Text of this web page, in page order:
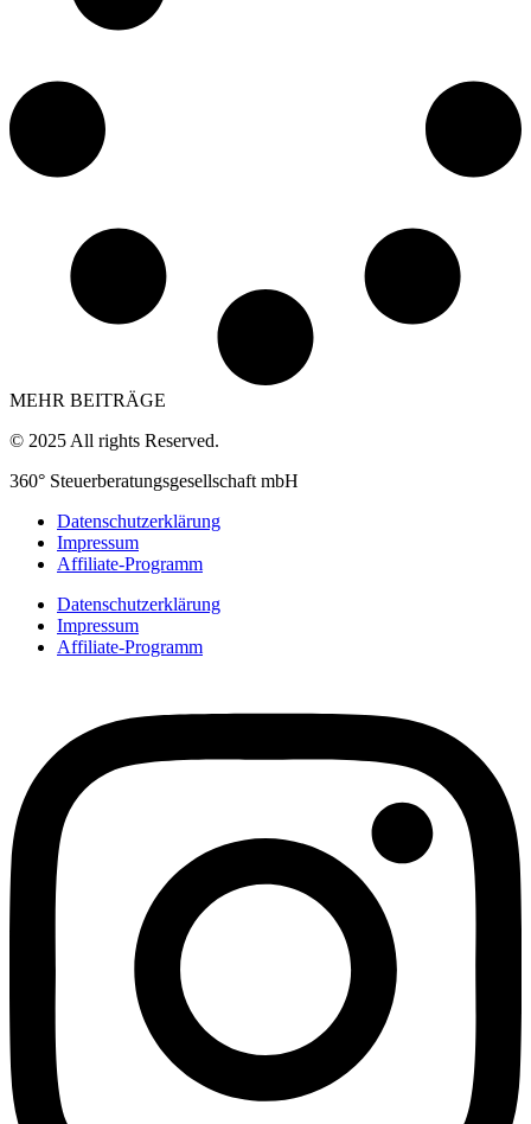
MEHR BEITRÄGE
© 2025 All rights Reserved.
360° Steuerberatungsgesellschaft mbH
Datenschutzerklärung
Impressum
Affiliate-Programm
Datenschutzerklärung
Impressum
Affiliate-Programm